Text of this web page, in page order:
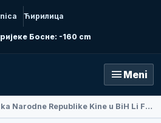
Ћирилица
Босне: -160 cm
menu Meni
Ambasadorka Narodne Republike Kine u BiH Li Fan posjetila Doboj